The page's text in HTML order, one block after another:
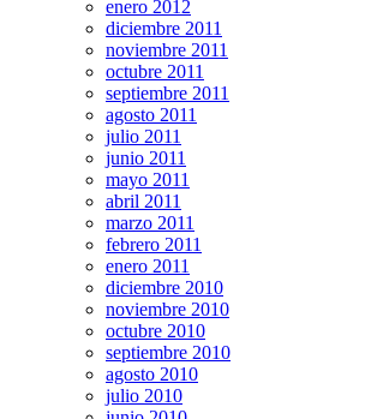
enero 2012
diciembre 2011
noviembre 2011
octubre 2011
septiembre 2011
agosto 2011
julio 2011
junio 2011
mayo 2011
abril 2011
marzo 2011
febrero 2011
enero 2011
diciembre 2010
noviembre 2010
octubre 2010
septiembre 2010
agosto 2010
julio 2010